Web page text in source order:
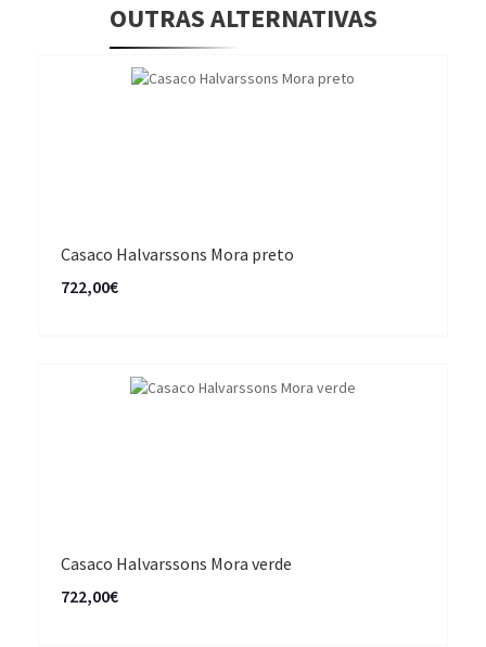
OUTRAS ALTERNATIVAS
Casaco Halvarssons Mora preto
722,00€
Casaco Halvarssons Mora verde
722,00€